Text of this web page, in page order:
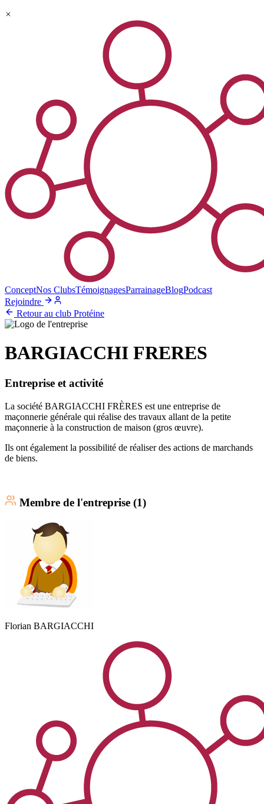
ConceptNos ClubsTémoignagesParrainageBlogPodcast
Rejoindre
Retour au club Protéine
BARGIACCHI FRERES
Entreprise et activité
La société BARGIACCHI FRÈRES est une entreprise de
maçonnerie générale qui réalise des travaux allant de la petite
maçonnerie à la construction de maison (gros œuvre).
Ils ont également la possibilité de réaliser des actions de marchands
de biens.
Membre de l'entreprise (1)
Florian BARGIACCHI